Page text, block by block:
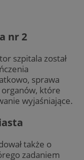
nr 2
szpitala został
sprawa
organów, które
wyjaśniające.
także o
zadaniem